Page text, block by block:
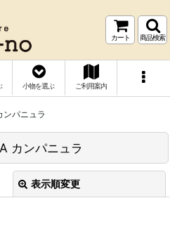
カート 商品検索
小物を選ぶ ご利用案内
パニュラ
カンパニュラ
表示順変更